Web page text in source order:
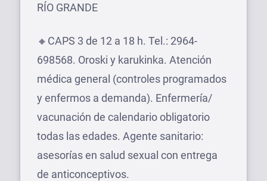
RÍO GRANDE
🔸CAPS 3 de 12 a 18 h. Tel.: 2964-
698568. Oroski y karukinka. Atención
médica general (controles programados
y enfermos a demanda). Enfermería/
vacunación de calendario obligatorio
todas las edades. Agente sanitario:
asesorías en salud sexual con entrega
de anticonceptivos.